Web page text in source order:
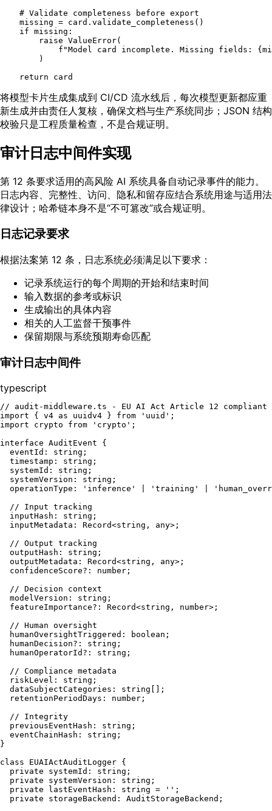
# Validate completeness before export
    missing = card.validate_completeness()
if missing:
raise ValueError(
f"Model card incomplete. Missing fields:
        )
return
将模型卡片生成集成到 CI/CD 流水线后，每次模型更新都应重
新生成并由责任人复核，确保文档与生产系统同步；JSON 结构
校验只是工程质量检查，不是合规证明。
审计日志中间件实现
第 12 条要求适用的高风险 AI 系统具备自动记录事件的能力。
日志内容、完整性、访问、隐私和留存应结合系统用途与适用法
律设计；哈希链本身不是“不可篡改”或合规证明。
日志记录要求
根据法案第 12 条，日志系统必须满足以下要求：
记录系统运行的每个周期的开始和结束时间
输入数据的参考或标识
生成输出的具体内容
相关的人工监督干预事件
保留期限与系统预期寿命匹配
审计日志中间件
typescript
// audit-middleware.ts - EU AI Act Article 12 compliant
import { v4 as uuidv4 } from 'uuid'
import crypto from 'crypto' ;
interface AuditEvent {
eventId : string ;
timestamp : string ;
systemId : string ;
systemVersion : string ;
operationType : 'inference' 'training'
// Input tracking
inputHash : string ;
inputMetadata : Record<string , any>;
// Output tracking
outputHash : string ;
outputMetadata : Record<string , any>;
confidenceScore?: number ;
// Decision context
modelVersion : string ;
featureImportance?: Record<string , number>;
// Human oversight
humanOversightTriggered : boolean ;
humanDecision?: string ;
humanOperatorId ?: string ;
// Compliance metadata
riskLevel : string ;
dataSubjectCategories : string [];
retentionPeriodDays : number ;
// Integrity
previousEventHash : string ;
eventChainHash : string ;
}
class
EUAIActAuditLogger {
private
systemId : string ;
private
systemVersion : string ;
private
lastEventHash : string = '' ;
private
storageBackend : AuditStorageBackend ;